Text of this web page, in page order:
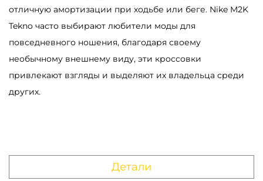
о
в
а
р
а
К
с
отличную амортизации при ходьбе или беге. Nike M2K
Tekno часто выбирают любители моды для
повседневного ношения, благодаря своему
необычному внешнему виду, эти кроссовки
привлекают взгляды и выделяют их владельца среди
других.
Детали